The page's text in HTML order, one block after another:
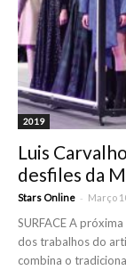
2019
Luis
desfiles da
Stars Online - Março
SURFACE A
dos trabalhos do
combina o